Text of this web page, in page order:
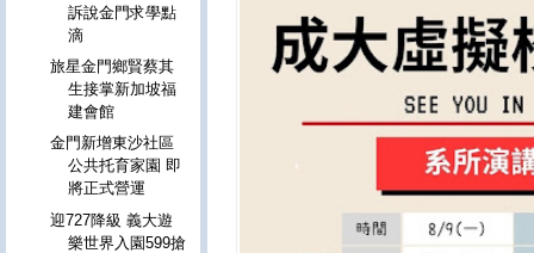
訴說金門求學點
滴
旅星金門鄉賢蔡其
生接掌新加坡福
建會館
金門新增東沙社區
公共托育家園 即
將正式營運
迎727降級 義大遊
樂世界入園599搶